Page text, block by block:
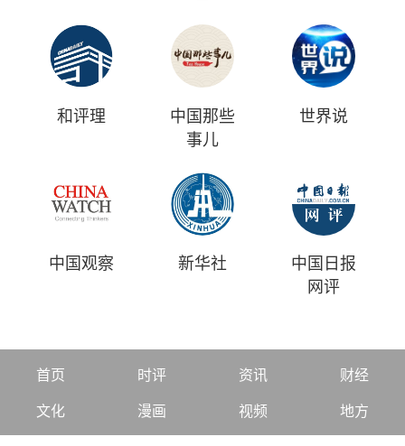
和评理
中国那些
事儿
世界说
中国观察 新华社
中国日报
网评
首页 时评 资讯 财经
文化 漫画 视频 地方